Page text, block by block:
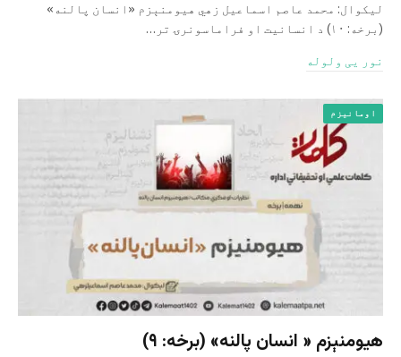
لیکوال: محمد عاصم اسماعیل­ زهي هیومنېزم «انسان ‌پالنه»
(برخه: ۱۰) د انسانیت او فراماسونرۍ تر…
نور یی ولوله
اومانیزم
هیومنېزم « انسان پالنه» (برخه: ۹)